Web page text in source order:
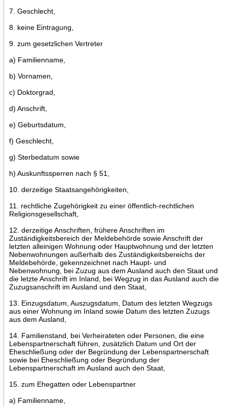
7. Geschlecht,
8. keine Eintragung,
9. zum gesetzlichen Vertreter
a) Familienname,
b) Vornamen,
c) Doktorgrad,
d) Anschrift,
e) Geburtsdatum,
f) Geschlecht,
g) Sterbedatum sowie
h) Auskunftssperren nach § 51,
10. derzeitige Staatsangehörigkeiten,
11. rechtliche Zugehörigkeit zu einer öffentlich-rechtlichen
Religionsgesellschaft,
12. derzeitige Anschriften, frühere Anschriften im
Zuständigkeitsbereich der Meldebehörde sowie Anschrift der
letzten alleinigen Wohnung oder Hauptwohnung und der letzten
Nebenwohnungen außerhalb des Zuständigkeitsbereichs der
Meldebehörde, gekennzeichnet nach Haupt- und
Nebenwohnung, bei Zuzug aus dem Ausland auch den Staat und
die letzte Anschrift im Inland, bei Wegzug in das Ausland auch die
Zuzugsanschrift im Ausland und den Staat,
13. Einzugsdatum, Auszugsdatum, Datum des letzten Wegzugs
aus einer Wohnung im Inland sowie Datum des letzten Zuzugs
aus dem Ausland,
14. Familienstand, bei Verheirateten oder Personen, die eine
Lebenspartnerschaft führen, zusätzlich Datum und Ort der
Eheschließung oder der Begründung der Lebenspartnerschaft
sowie bei Eheschließung oder Begründung der
Lebenspartnerschaft im Ausland auch den Staat,
15. zum Ehegatten oder Lebenspartner
a) Familienname,